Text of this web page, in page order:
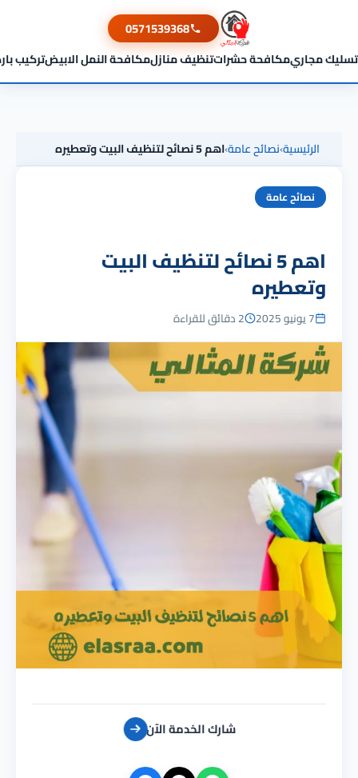
تسليك مجاريمكافحة حشراتتنظيف منازلمكافحة النمل الابيضتركيب
0571539368
الرئيسية›نصائح عامة›اهم 5 نصائح لتنظيف البيت وتعطيره
نصائح عامة
اهم 5 نصائح لتنظيف البيت
وتعطيره
7 يونيو 2025 2 دقائق للقراءة
شارك الخدمة الآن